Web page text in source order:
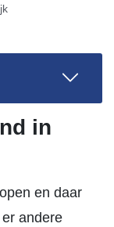
in
en daar
andere